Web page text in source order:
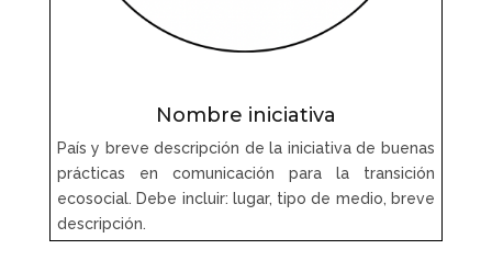
Nombre iniciativa
País y breve descripción de la iniciativa de buenas
prácticas en comunicación para la transición
ecosocial. Debe incluir: lugar, tipo de medio, breve
descripción.